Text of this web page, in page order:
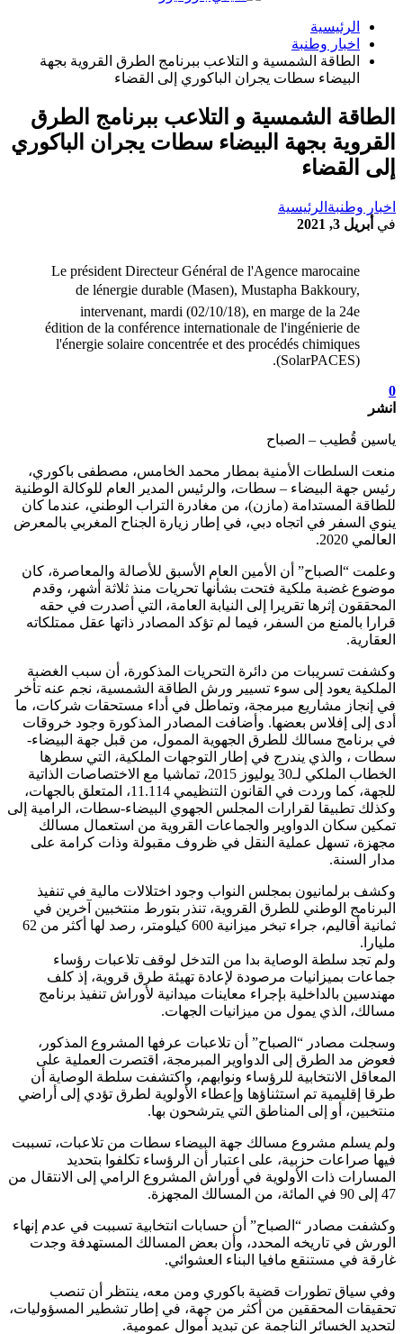
الرئيسية
اخبار وطنبة
الطاقة الشمسية و التلاعب ببرنامج الطرق القروية بجهة
البيضاء سطات يجران الباكوري إلى القضاء
الطاقة الشمسية و التلاعب ببرنامج الطرق
القروية بجهة البيضاء سطات يجران الباكوري
إلى القضاء
اخبار وطنبة الرئيسية
في أبريل 3, 2021
Le président Directeur Général de l'Agence marocaine
de lénergie durable (Masen), Mustapha Bakkoury,
intervenant, mardi (02/10/18), en marge de la 24e
édition de la conférence internationale de l'ingénierie de
l'énergie solaire concentrée et des procédés chimiques
(SolarPACES).
0
انشر
ياسين قُطيب – الصباح
منعت السلطات الأمنية بمطار محمد الخامس، مصطفى باكوري،
رئيس جهة البيضاء – سطات، والرئيس المدير العام للوكالة الوطنية
للطاقة المستدامة (مازن)، من مغادرة التراب الوطني، عندما كان
ينوي السفر في اتجاه دبي، في إطار زيارة الجناح المغربي بالمعرض
العالمي 2020.
وعلمت “الصباح” أن الأمين العام الأسبق للأصالة والمعاصرة، كان
موضوع غضبة ملكية فتحت بشأنها تحريات منذ ثلاثة أشهر، وقدم
المحققون إثرها تقريرا إلى النيابة العامة، التي أصدرت في حقه
قرارا بالمنع من السفر، فيما لم تؤكد المصادر ذاتها عقل ممتلكاته
العقارية.
وكشفت تسريبات من دائرة التحريات المذكورة، أن سبب الغضبة
الملكية يعود إلى سوء تسيير ورش الطاقة الشمسية، نجم عنه تأخر
في إنجاز مشاريع مبرمجة، وتماطل في أداء مستحقات شركات، ما
أدى إلى إفلاس بعضها. وأضافت المصادر المذكورة وجود خروقات
في برنامج مسالك للطرق الجهوية الممول، من قبل جهة البيضاء-
سطات ، والذي يندرج في إطار التوجهات الملكية، التي سطرها
الخطاب الملكي لـ30 يوليوز 2015، تماشيا مع الاختصاصات الذاتية
للجهة، كما وردت في القانون التنظيمي 11.114، المتعلق بالجهات،
وكذلك تطبيقا لقرارات المجلس الجهوي البيضاء-سطات، الرامية إلى
تمكين سكان الدواوير والجماعات القروية من استعمال مسالك
مجهزة، تسهل عملية النقل في ظروف مقبولة وذات كرامة على
مدار السنة.
وكشف برلمانيون بمجلس النواب وجود اختلالات مالية في تنفيذ
البرنامج الوطني للطرق القروية، تنذر بتورط منتخبين آخرين في
ثمانية أقاليم، جراء تبخر ميزانية 600 كيلومتر، رصد لها أكثر من 62
مليارا.
ولم تجد سلطة الوصاية بدا من التدخل لوقف تلاعبات رؤساء
جماعات بميزانيات مرصودة لإعادة تهيئة طرق قروية، إذ كلف
مهندسين بالداخلية بإجراء معاينات ميدانية لأوراش تنفيذ برنامج
مسالك، الذي يمول من ميزانيات الجهات.
وسجلت مصادر “الصباح” أن تلاعبات عرفها المشروع المذكور،
فعوض مد الطرق إلى الدواوير المبرمجة، اقتصرت العملية على
المعاقل الانتخابية للرؤساء ونوابهم، واكتشفت سلطة الوصاية أن
طرقا إقليمية تم استثناؤها وإعطاء الأولوية لطرق تؤدي إلى أراضي
منتخبين، أو إلى المناطق التي يترشحون بها.
ولم يسلم مشروع مسالك جهة البيضاء سطات من تلاعبات، تسببت
فيها صراعات حزبية، على اعتبار أن الرؤساء تكلفوا بتحديد
المسارات ذات الأولوية في أوراش المشروع الرامي إلى الانتقال من
47 إلى 90 في المائة، من المسالك المجهزة.
وكشفت مصادر “الصباح” أن حسابات انتخابية تسببت في عدم إنهاء
الورش في تاريخه المحدد، وأن بعض المسالك المستهدفة وجدت
غارقة في مستنقع مافيا البناء العشوائي.
وفي سياق تطورات قضية باكوري ومن معه، ينتظر أن تنصب
تحقيقات المحققين من أكثر من جهة، في إطار تشطير المسؤوليات،
لتحديد الخسائر الناجمة عن تبديد أموال عمومية.